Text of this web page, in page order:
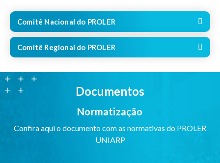
Comitê Nacional do PROLER
Comitê Regional do PROLER
Documentos
Normatização
Confira aqui o documento com as normativas do PROLER
UNIARP